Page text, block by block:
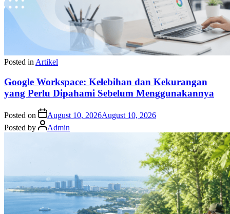
Posted in Artikel
Google Workspace: Kelebihan dan Kekurangan
yang Perlu Dipahami Sebelum Menggunakannya
Posted on August 10, 2026August 10, 2026
Posted by
Admin